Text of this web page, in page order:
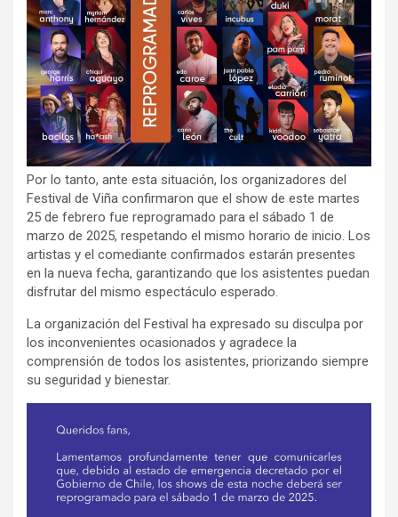
Por lo tanto, ante esta situación, los organizadores del
Festival de Viña confirmaron que el show de este martes
25 de febrero fue reprogramado para el sábado 1 de
marzo de 2025, respetando el mismo horario de inicio. Los
artistas y el comediante confirmados estarán presentes
en la nueva fecha, garantizando que los asistentes puedan
disfrutar del mismo espectáculo esperado.
La organización del Festival ha expresado su disculpa por
los inconvenientes ocasionados y agradece la
comprensión de todos los asistentes, priorizando siempre
su seguridad y bienestar.